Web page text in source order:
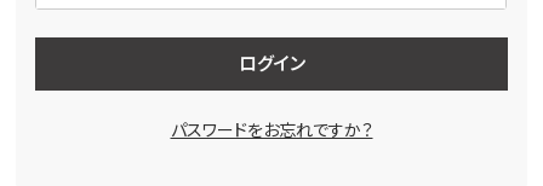
ログイン
パスワードをお忘れですか？